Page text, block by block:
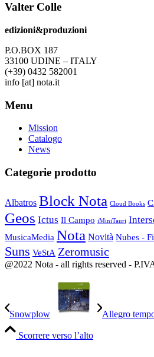
Valter Colle
edizioni&produzioni
P.O.BOX 187
33100 UDINE – ITALY
(+39) 0432 582001
info [at] nota.it
Menu
Mission
Catalogo
News
Categorie prodotto
Albatros Block Nota Cloud Books
Geos Ictus Il Campo iMiniTauri
MusicaMedia Nota Novità Nubes -
Suns VeStA Zeromusic
@2022 Nota - all rights reserved -
Snowplow Allegro
Scorrere verso l’alto